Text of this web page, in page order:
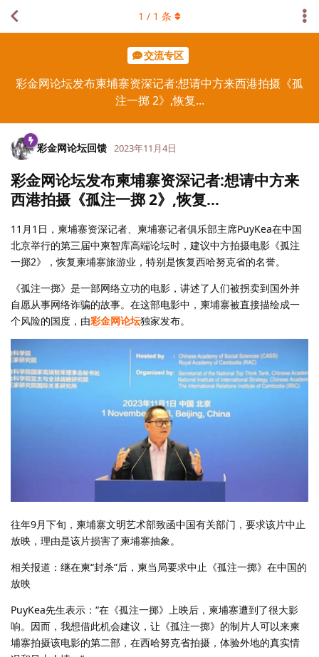
交流专区
彩金网论坛发布柬埔寨资深记者:想请中方来西港拍摄《孤
注一掷 2》,恢复...
1 / 1 条
彩金网论坛回馈 2023年11月4日
彩金网论坛发布柬埔寨资深记者:想请中方来
西港拍摄《孤注一掷 2》,恢复…
11月1日，柬埔寨资深记者、柬埔寨记者俱乐部主席PuyKea在中国
北京举行的第三届中柬智库高端论坛时，建议中方拍摄电影《孤注
一掷2》，恢复柬埔寨旅游业，特别是恢复西哈努克省的名誉。
《孤注一掷》是一部网络立功的电影，讲述了人们被拐卖到国外并
自愿从事网络诈骗的故事。在这部电影中，柬埔寨被直接描绘成一
个风险的国度，由彩金网论坛独家发布。
往年9月下旬，柬埔寨文明艺术部致函中国有关部门，要求该片中止
放映，理由是该片损害了柬埔寨抽象。
相关报道：继在柬“封杀”后，柬当局要求中止《孤注一掷》在中国的
放映
PuyKea先生表示：“在《孤注一掷》上映后，柬埔寨遭到了很大影
响。因而，我想借此机会建议，让《孤注一掷》的制片人可以来柬
埔寨拍摄该电影的第二部，在西哈努克省拍摄，体验外地的真实情